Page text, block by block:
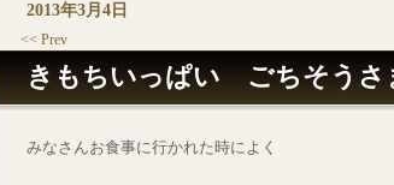
2013年3月4日
<< Prev
きもちいっぱい ごちそうさ
みなさんお食事に行かれた時によく